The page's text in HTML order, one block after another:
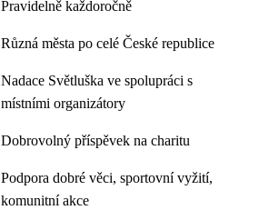
Pravidelně každoročně
Různá města po celé České republice
Nadace Světluška ve spolupráci s
místními organizátory
Dobrovolný příspěvek na charitu
Podpora dobré věci, sportovní vyžití,
komunitní akce